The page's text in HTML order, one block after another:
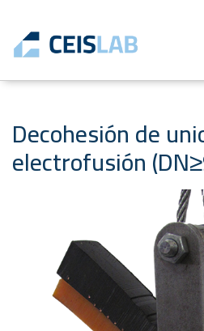
Decohesión de
electrofusión